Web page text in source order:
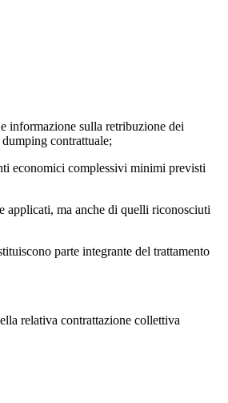
sulla retribuzione dei
contrattuale;
economici complessivi minimi previsti
ma anche di quelli riconosciuti
parte integrante del trattamento
relativa contrattazione collettiva